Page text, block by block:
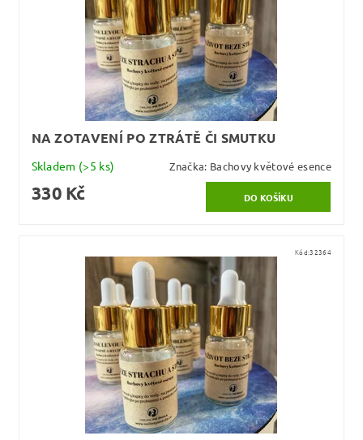
NA ZOTAVENÍ PO ZTRÁTĚ ČI SMUTKU
Skladem (>5 ks) Značka: Bachovy květové esence
330 Kč
Kód:32364